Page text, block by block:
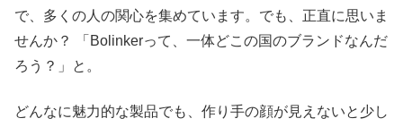
で、多くの人の関心を集めています。でも、正直に思いま
せんか？ 「Bolinkerって、一体どこの国のブランドなんだ
ろう？」と。
どんなに魅力的な製品でも、作り手の顔が見えないと少し